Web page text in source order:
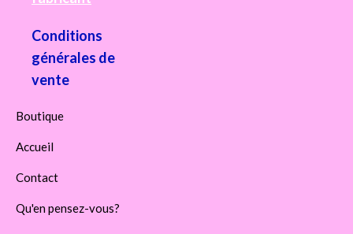
Conditions
générales de
vente
Boutique
Accueil
Contact
Qu'en pensez-vous?